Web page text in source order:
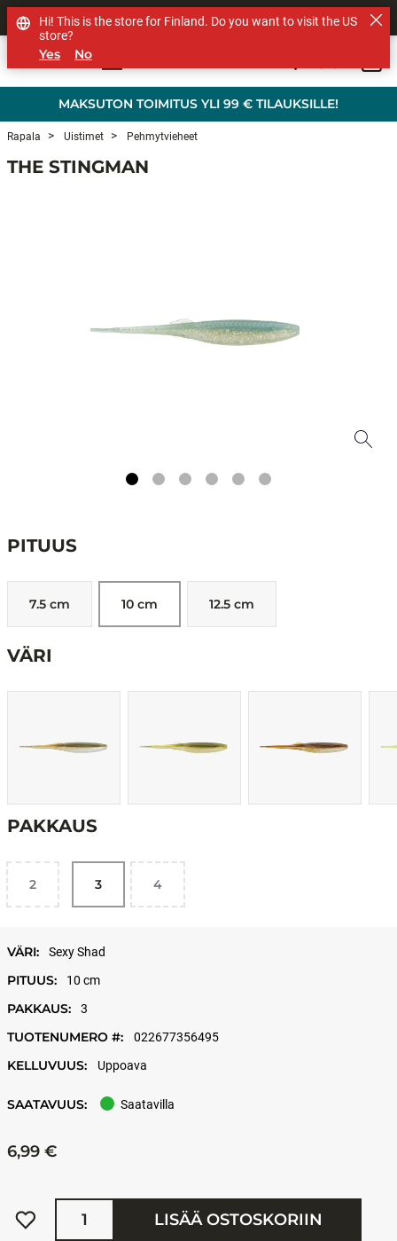
MAKSUTON TOIMITUS YLI 99 € TILAUKSILLE!
MUUT TUOTEMERKIT
Rapala Uistimet Pehmytvieheet
THE STINGMAN
PITUUS
7.5 cm 10 cm 12.5 cm
VÄRI
PAKKAUS
2 3 4
VÄRI: Sexy Shad
PITUUS: 10 cm
PAKKAUS: 3
TUOTENUMERO #: 022677356495
KELLUVUUS: Uppoava
SAATAVUUS: Saatavilla
6,99 €
Määrä
LISÄÄ OSTOSKORIIN
Hi! This is the store for Finland. Do you want to visit the US
store?
Yes No